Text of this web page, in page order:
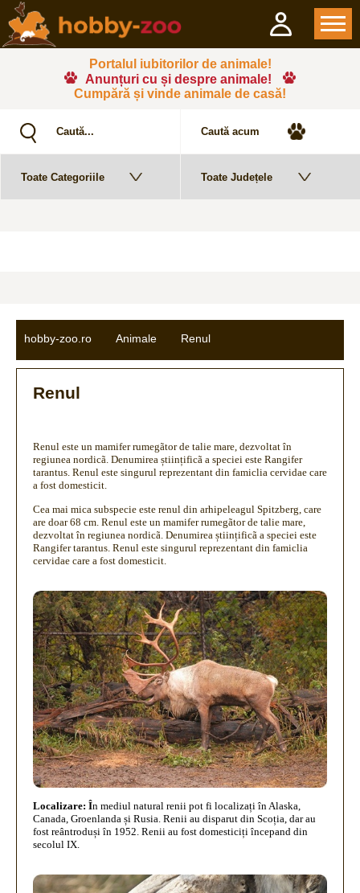
Portalul iubitorilor de animale!
Anunțuri cu și despre animale!
Cumpără și vinde animale de casă!
hobby-zoo.ro Animale Renul
Renul
Renul este un mamifer rumegãtor de talie mare, dezvoltat în
regiunea nordicã. Denumirea științificã a speciei este Rangifer
tarantus. Renul este singurul reprezentant din famiclia cervidae care
a fost domesticit.
Cea mai mica subspecie este renul din arhipeleagul Spitzberg, care
are doar 68 cm. Renul este un mamifer rumegãtor de talie mare,
dezvoltat în regiunea nordicã. Denumirea științificã a speciei este
Rangifer tarantus. Renul este singurul reprezentant din famiclia
cervidae care a fost domesticit.
Localizare: În mediul natural renii pot fi localizați în Alaska,
Canada, Groenlanda și Rusia. Renii au disparut din Scoția, dar au
fost reântroduși în 1952. Renii au fost domesticiți începand din
secolul IX.